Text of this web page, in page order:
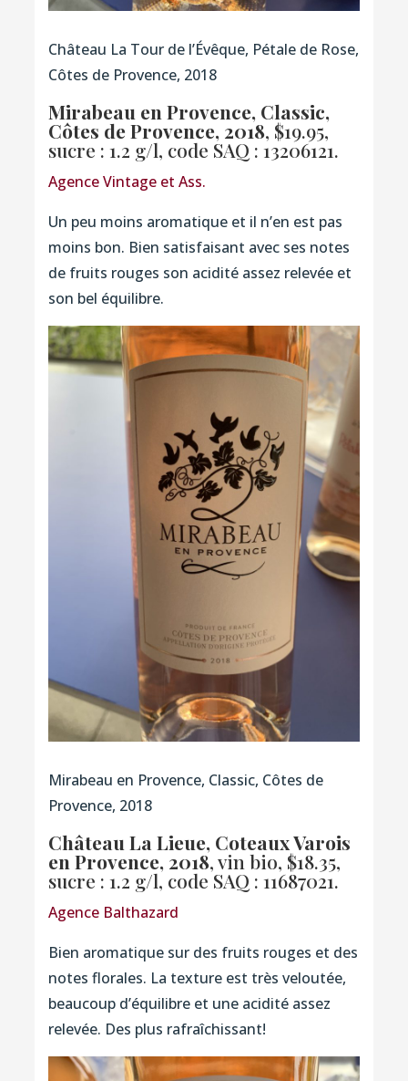
Château La Tour de l’Évêque, Pétale de Rose,
Côtes de Provence, 2018
Mirabeau en Provence, Classic,
Côtes de Provence, 2018, $19.95,
sucre : 1.2 g/l, code SAQ : 13206121.
Agence Vintage et Ass.
Un peu moins aromatique et il n’en est pas
moins bon. Bien satisfaisant avec ses notes
de fruits rouges son acidité assez relevée et
son bel équilibre.
Mirabeau en Provence, Classic, Côtes de
Provence, 2018
Château La Lieue, Coteaux Varois
en Provence, 2018, vin bio, $18.35,
sucre : 1.2 g/l, code SAQ : 11687021.
Agence Balthazard
Bien aromatique sur des fruits rouges et des
notes florales. La texture est très veloutée,
beaucoup d’équilibre et une acidité assez
relevée. Des plus rafraîchissant!